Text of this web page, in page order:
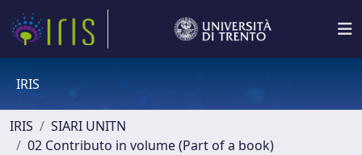
IRIS
IRIS
SIARI UNITN
02 Contributo in volume (Part of a book)